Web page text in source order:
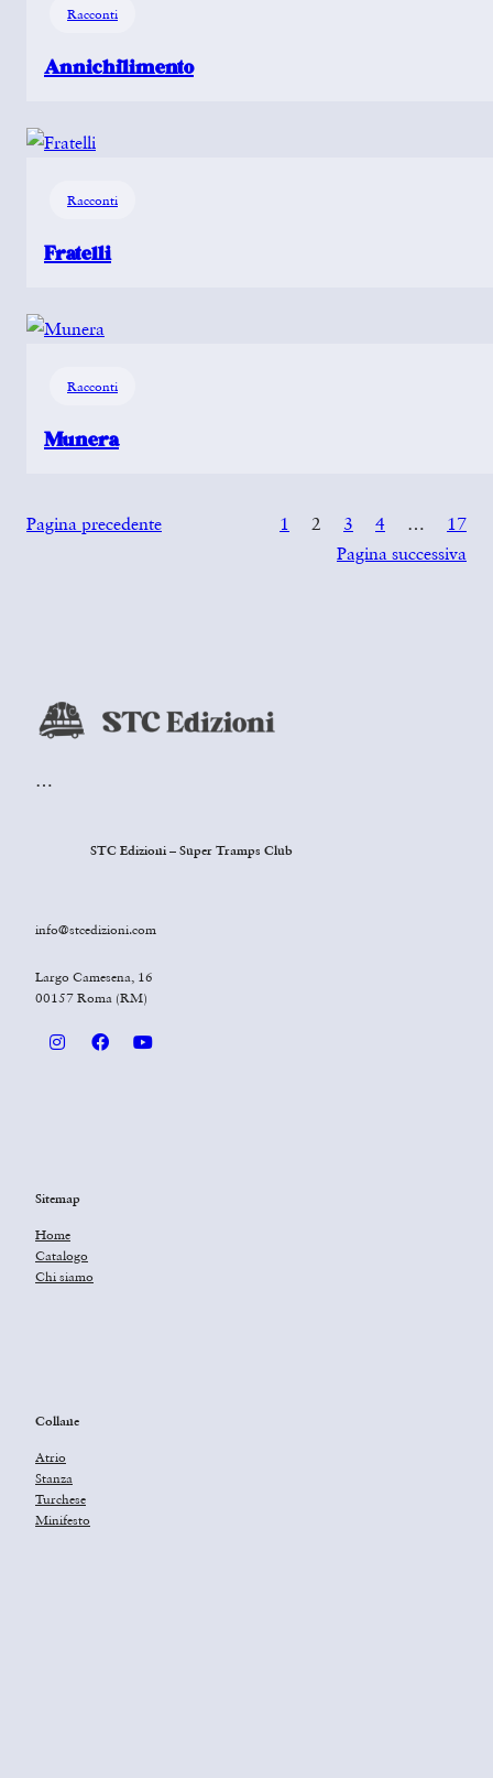
Racconti
Annichilimento
Racconti
Fratelli
Racconti
Munera
Pagina precedente 1 2 3 4 …
17
Pagina successiva
…
STC Edizioni – Super Tramps Club
info@stcedizioni.com
Largo Camesena, 16
00157 Roma (RM)
Sitemap
Home
Catalogo
Chi siamo
Collane
Atrio
Stanza
Turchese
Minifesto